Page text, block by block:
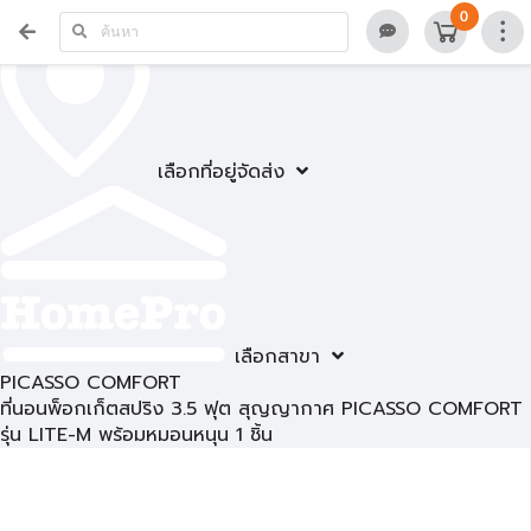
เลือกที่อยู่จัดส่ง
เลือกสาขา
0
PICASSO COMFORT
ที่นอนพ็อกเก็ตสปริง 3.5 ฟุต สุญญากาศ PICASSO COMFORT
รุ่น LITE-M พร้อมหมอนหนุน 1 ชิ้น